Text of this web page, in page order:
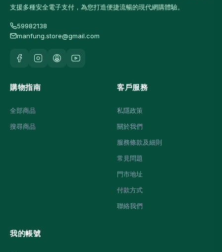
支援多種安全電子支付，為您打造便捷流暢的現代網購體驗。
59982138
manfung.store@gmail.com
購物指南
全部商品
搜尋商品
客戶服務
私隱政策
關於我們
服務條款及細則
常見問題
門市地址
付款方式
聯絡我們
我的帳號